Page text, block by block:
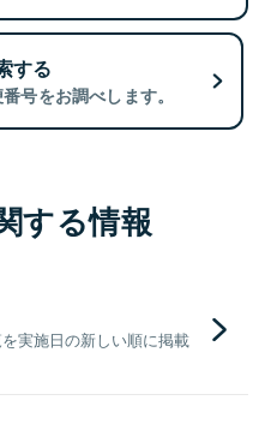
する
号をお調べします。
する情報
実施日の新しい順に掲載